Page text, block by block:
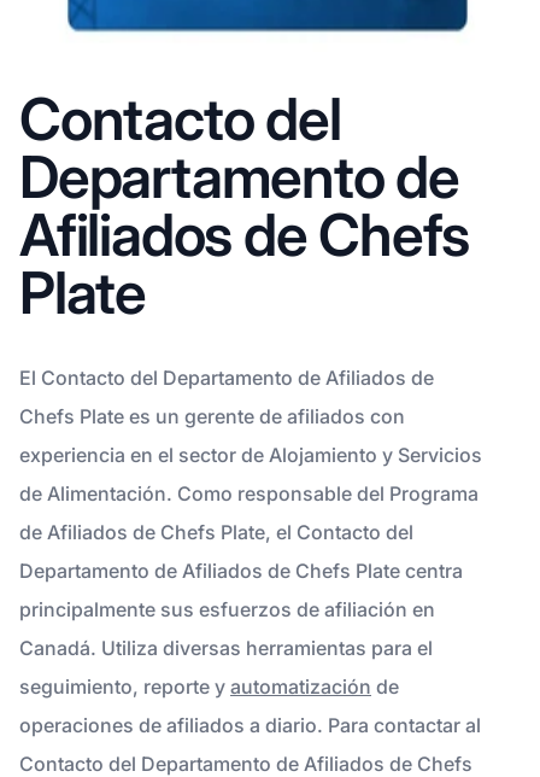
Contacto del
Departamento de
Afiliados de Chefs
Plate
El Contacto del Departamento de Afiliados de
Chefs Plate es un gerente de afiliados con
experiencia en el sector de Alojamiento y Servicios
de Alimentación. Como responsable del Programa
de Afiliados de Chefs Plate, el Contacto del
Departamento de Afiliados de Chefs Plate centra
principalmente sus esfuerzos de afiliación en
Canadá. Utiliza diversas herramientas para el
seguimiento, reporte y automatización de
operaciones de afiliados a diario. Para contactar al
Contacto del Departamento de Afiliados de Chefs